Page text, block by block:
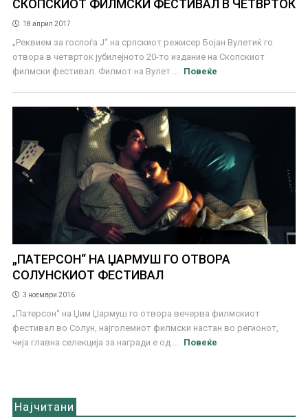
СКОПСКИОТ ФИЛМСКИ ФЕСТИВАЛ В ЧЕТВРТОК
18 април 2017
„Реквием за госпоѓа Ј“ на српскиот режисер Бојан Вулетиќ го
отвора в четврток јубилејното 20-то издание на Скопскиот
филмски фестивал. Филмот на Вулет ...
Повеќе
„ПАТЕРСОН“ НА ЏАРМУШ ГО ОТВОРА
СОЛУНСКИОТ ФЕСТИВАЛ
3 ноември 2016
„Патерсон“ на Џим Џармуш го отвора вечерва филмскиот
фестивал во Солун, најголемиот филмски настан во регионот,
чија главна селекција за награди е од ...
Повеќе
Најчитани